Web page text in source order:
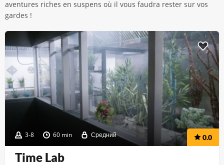
aventures riches en suspens où il vous faudra rester sur vos
gardes !
3-8 60 min Средний 0.0
Time Lab